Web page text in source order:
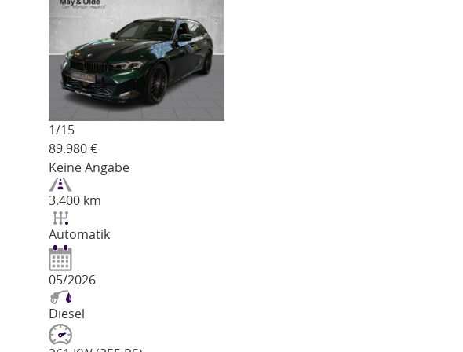
1/15
89.980 €
Keine Angabe
3.400 km
Automatik
05/2026
Diesel